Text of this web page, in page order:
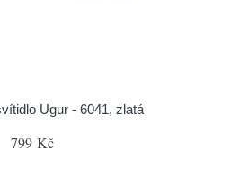
Ugur - 6041, zlatá
799 Kč